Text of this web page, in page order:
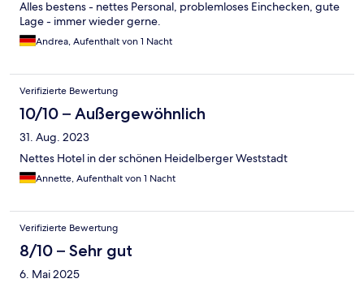
Alles bestens - nettes Personal, problemloses Einchecken, gute
Lage - immer wieder gerne.
Andrea, Aufenthalt von 1 Nacht
Verifizierte Bewertung
10/10 – Außergewöhnlich
31. Aug. 2023
Nettes Hotel in der schönen Heidelberger Weststadt
Annette, Aufenthalt von 1 Nacht
Verifizierte Bewertung
8/10 – Sehr gut
6. Mai 2025